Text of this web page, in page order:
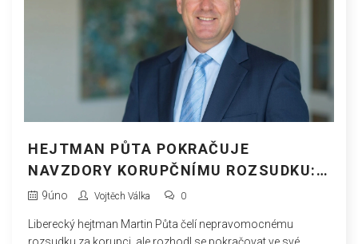
HEJTMAN PŮTA POKRAČUJE
NAVZDORY KORUPČNÍMU ROZSUDKU:
ODMÍTÁ VINU I OBVINĚNÍ
9úno Vojtěch Válka 0
Liberecký hejtman Martin Půta čelí nepravomocnému
rozsudku za korupci, ale rozhodl se pokračovat ve své